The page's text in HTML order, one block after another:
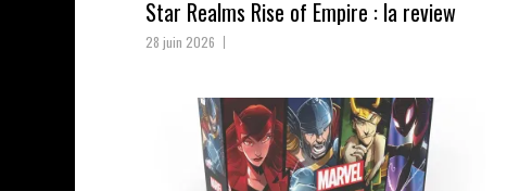
Star Realms Rise of Empire : la review
28 juin 2026